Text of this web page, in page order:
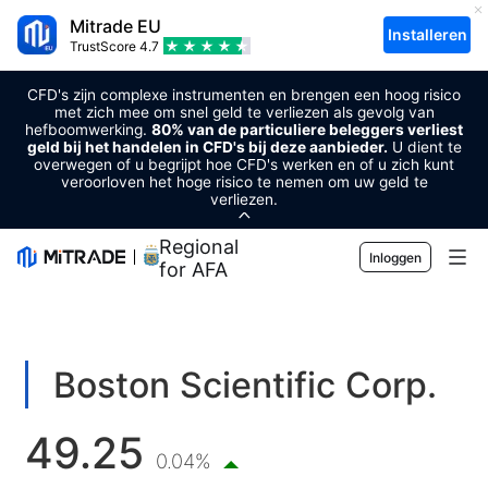
Mitrade EU
TrustScore 4.7
Installeren
CFD's zijn complexe instrumenten en brengen een hoog risico
met zich mee om snel geld te verliezen als gevolg van
hefboomwerking. 80% van de particuliere beleggers verliest
geld bij het handelen in CFD's bij deze aanbieder. U dient te
overwegen of u begrijpt hoe CFD's werken en of u zich kunt
veroorloven het hoge risico te nemen om uw geld te
verliezen.
Regional Sponsor
for AFA
Inloggen
Forex
Grondstoffen
Cryptovaluta's
Handel
Handelsplatform
Risicobeheer
Markttools
Economische kalender
Voorlichting
Boston Scientific Corp.
49.25 0.04%